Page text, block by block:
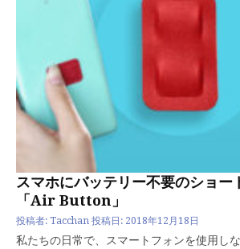
スマホにバッテリー不要のショー
「Air Button」
投稿者: Tacchan 投稿日: 2018年12月18日
私たちの日常で、スマートフォンを使用し